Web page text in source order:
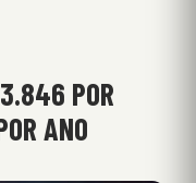
POR
ANO